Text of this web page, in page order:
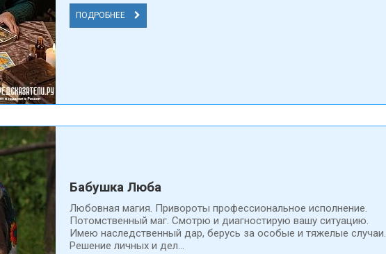
ПОДРОБНЕЕ
Бабушка Люба
Любовная магия. Привороты профессиональное исполнение.
Потомственный маг. Смотрю и диагностирую вашу ситуацию.
Имею наследственный дар, берусь за особые и тяжелые случаи.
Решение личных и дел...